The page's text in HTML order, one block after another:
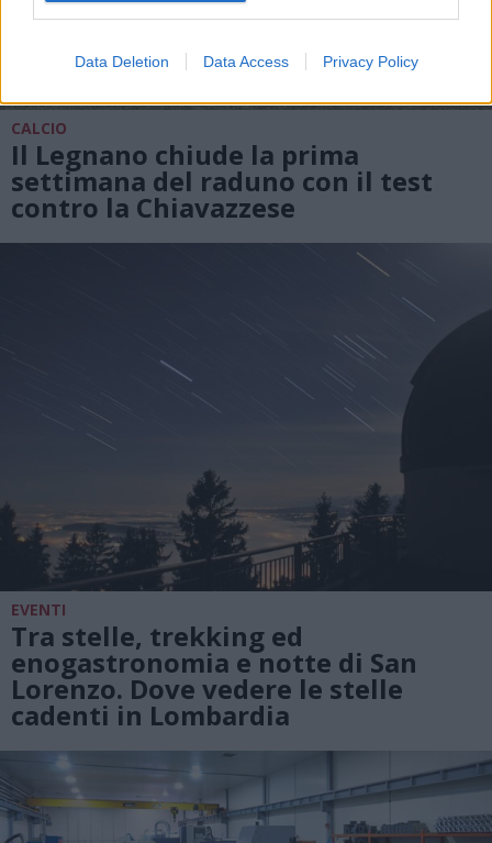
Data Deletion Data Access Privacy Policy
CALCIO
Il Legnano chiude la prima
settimana del raduno con il test
contro la Chiavazzese
EVENTI
Tra stelle, trekking ed
enogastronomia e notte di San
Lorenzo. Dove vedere le stelle
cadenti in Lombardia